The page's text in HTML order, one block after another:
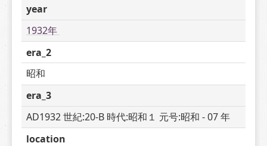
year
1932年
era_2
昭和
era_3
AD1932 世紀:20-B 時代:昭和１ 元号:昭和 - 07 年
location